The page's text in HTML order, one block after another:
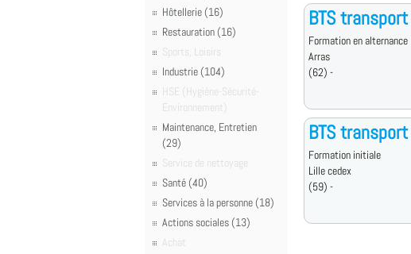
Hôtellerie (16)
Restauration (16)
Sports, Loisirs
Industrie (104)
HSE (Hygiène-Sécurité-
Environnement)
Maintenance, Entretien
(29)
Service de nettoyage
Santé (40)
Services à la personne (18)
Actions sociales (13)
Achat
BTS transport
Formation en alternance
Arras
(62) -
BTS transport
Formation initiale
Lille cedex
(59) -